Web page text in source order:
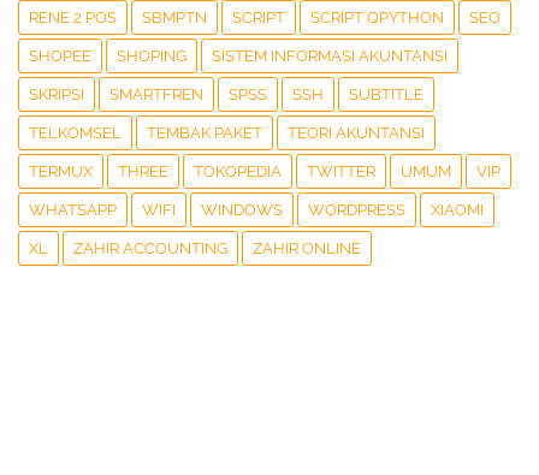
RENE 2 POS SBMPTN SCRIPT SCRIPT QPYTHON SEO
SHOPEE SHOPING SISTEM INFORMASI AKUNTANSI
SKRIPSI SMARTFREN SPSS SSH SUBTITLE
TELKOMSEL TEMBAK PAKET TEORI AKUNTANSI
TERMUX THREE TOKOPEDIA TWITTER UMUM VIP
WHATSAPP WIFI WINDOWS WORDPRESS XIAOMI
XL ZAHIR ACCOUNTING ZAHIR ONLINE